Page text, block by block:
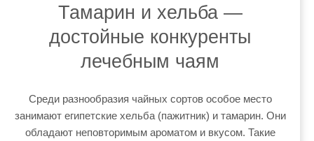
Тамарин и хельба —
достойные конкуренты
лечебным чаям
Среди разнообразия чайных сортов особое место
занимают египетские хельба (пажитник) и тамарин. Они
обладают неповторимым ароматом и вкусом. Такие